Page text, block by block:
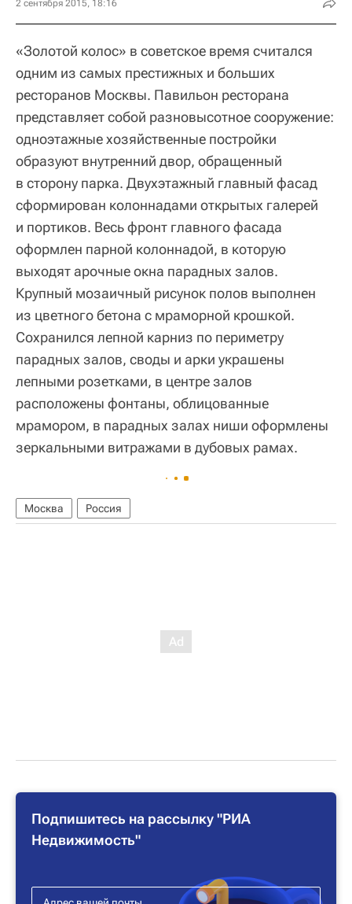
2 сентября 2015, 18:16
«Золотой колос» в советское время считался
одним из самых престижных и больших
ресторанов Москвы. Павильон ресторана
представляет собой разновысотное сооружение:
одноэтажные хозяйственные постройки
образуют внутренний двор, обращенный
в сторону парка. Двухэтажный главный фасад
сформирован колоннадами открытых галерей
и портиков. Весь фронт главного фасада
оформлен парной колоннадой, в которую
выходят арочные окна парадных залов.
Крупный мозаичный рисунок полов выполнен
из цветного бетона с мраморной крошкой.
Сохранился лепной карниз по периметру
парадных залов, своды и арки украшены
лепными розетками, в центре залов
расположены фонтаны, облицованные
мрамором, в парадных залах ниши оформлены
зеркальными витражами в дубовых рамах.
Москва Россия
Подпишитесь на рассылку "РИА
Недвижимость"